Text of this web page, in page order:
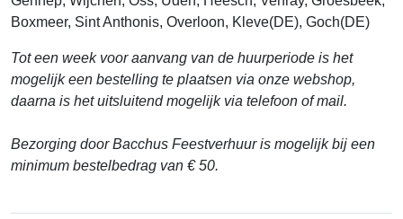
Boxmeer, Sint Anthonis, Overloon, Kleve(DE), Goch(DE)
Tot een week voor aanvang van de huurperiode is het
mogelijk een bestelling te plaatsen via onze webshop,
daarna is het uitsluitend mogelijk via telefoon of mail.
Bezorging door Bacchus Feestverhuur is mogelijk bij een
minimum bestelbedrag van € 50.